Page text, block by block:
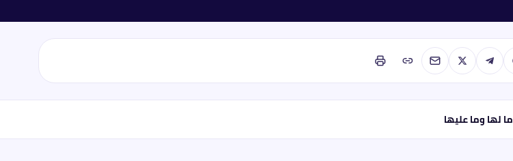
ما لها وما عليها